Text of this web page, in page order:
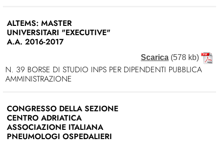
ALTEMS: MASTER
UNIVERSITARI "EXECUTIVE"
A.A. 2016-2017
Scarica (578 kb)
N. 39 BORSE DI STUDIO INPS PER DIPENDENTI PUBBLICA
AMMINISTRAZIONE
CONGRESSO DELLA SEZIONE
CENTRO ADRIATICA
ASSOCIAZIONE ITALIANA
PNEUMOLOGI OSPEDALIERI